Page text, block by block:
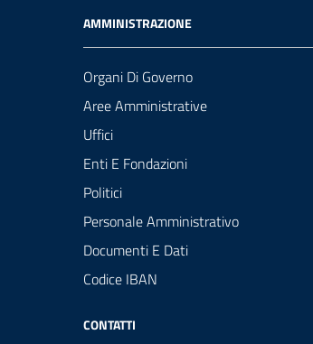
AMMINISTRAZIONE
Organi Di Governo
Aree Amministrative
Uffici
Enti E Fondazioni
Politici
Personale Amministrativo
Documenti E Dati
Codice IBAN
CONTATTI